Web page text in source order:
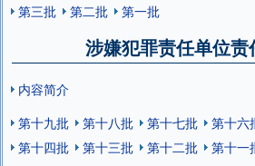
第三批
第二批 第一批
涉嫌犯罪责任单位责
内容简介
第十九批
第十八批 第十七批 第十六
第十四批
第十三批 第十二批 第十一